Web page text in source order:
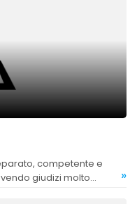
giudizi molto
»